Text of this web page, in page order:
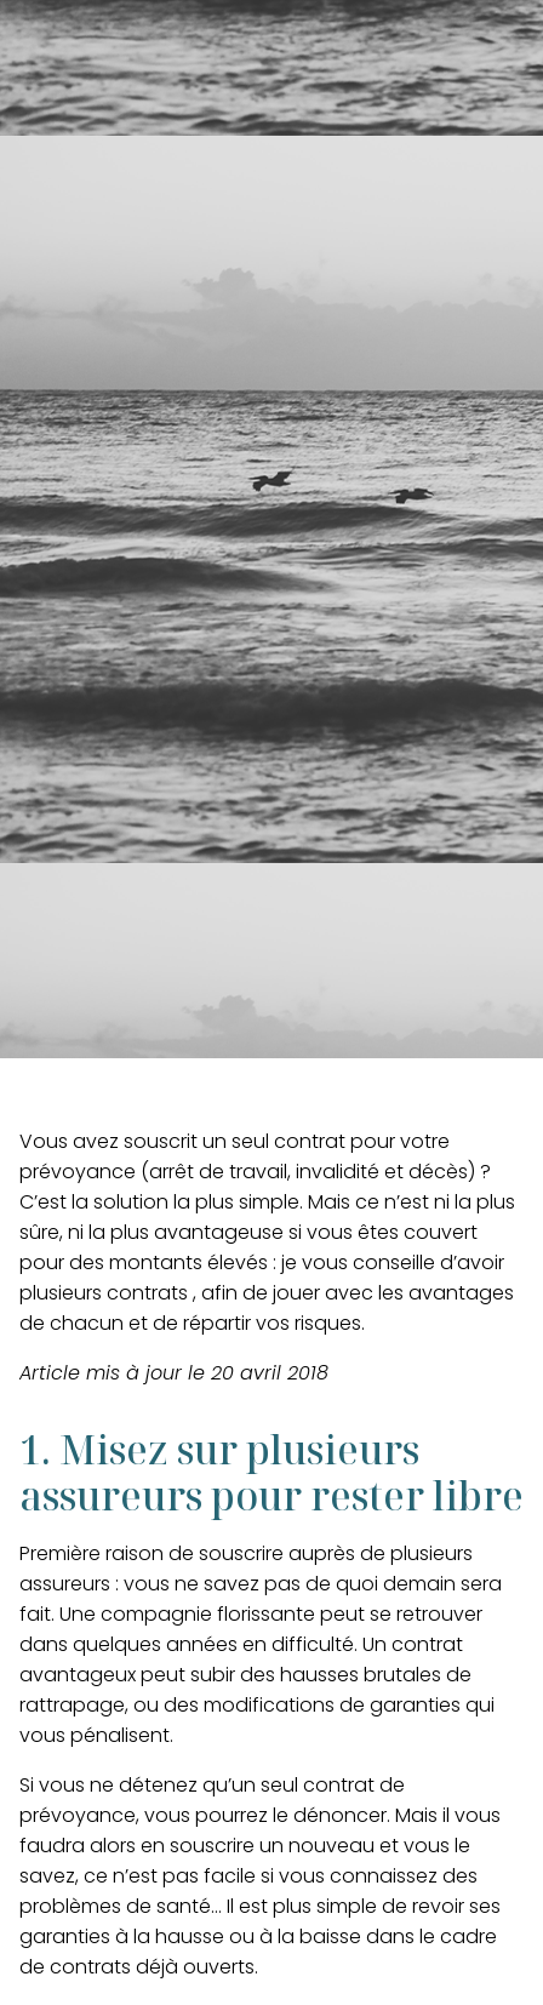
Vous avez souscrit un seul contrat pour votre
prévoyance (arrêt de travail, invalidité et décès) ?
C’est la solution la plus simple. Mais ce n’est ni la plus
sûre, ni la plus avantageuse si vous êtes couvert
pour des montants élevés : je vous conseille d’avoir
plusieurs contrats , afin de jouer avec les avantages
de chacun et de répartir vos risques.
Article mis à jour le 20 avril 2018
1. Misez sur plusieurs
assureurs pour rester libre
Première raison de souscrire auprès de plusieurs
assureurs : vous ne savez pas de quoi demain sera
fait. Une compagnie florissante peut se retrouver
dans quelques années en difficulté. Un contrat
avantageux peut subir des hausses brutales de
rattrapage, ou des modifications de garanties qui
vous pénalisent.
Si vous ne détenez qu’un seul contrat de
prévoyance, vous pourrez le dénoncer. Mais il vous
faudra alors en souscrire un nouveau et vous le
savez, ce n’est pas facile si vous connaissez des
problèmes de santé… Il est plus simple de revoir ses
garanties à la hausse ou à la baisse dans le cadre
de contrats déjà ouverts.